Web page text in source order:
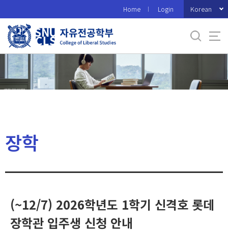
로
메
Home Login Korean
장학
(~12/7) 2026학년도 1학기 신격호 롯데
장학관 입주생 신청 안내